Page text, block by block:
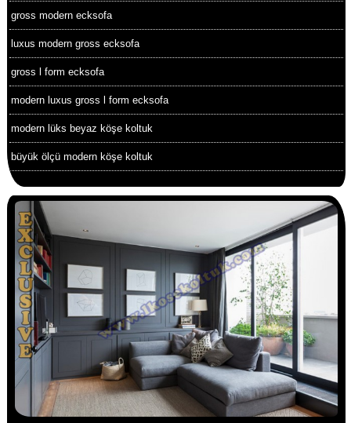
gross modern ecksofa
luxus modern gross ecksofa
gross l form ecksofa
modern luxus gross l form ecksofa
modern lüks beyaz köşe koltuk
büyük ölçü modern köşe koltuk